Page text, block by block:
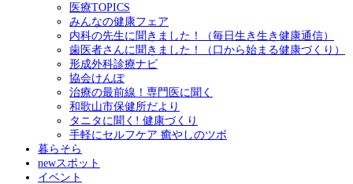
医療TOPICS
みんなの健康フェア
内科の先生に聞きました！（毎日生き生き健康通信）
歯医者さんに聞きました！（口から始まる健康づくり）
形成外科診療ナビ
協会けんぽ
治療の最前線！専門医に聞く
和歌山市保健所だより
タニタに聞く! 健康づくり
手軽にセルフケア 癒やしのツボ
暮らそら
newスポット
イベント